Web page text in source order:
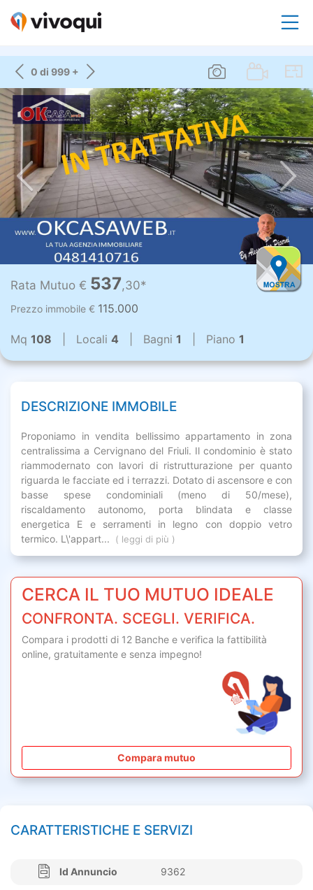
0 di 999 +
Rata Mutuo € 537,30*
Prezzo immobile € 115.000
Mq 108 | Locali 4 | Bagni 1 | Piano 1
DESCRIZIONE IMMOBILE
Proponiamo in vendita bellissimo appartamento in zona
centralissima a Cervignano del Friuli. Il condominio è stato
riammodernato con lavori di ristrutturazione per quanto
riguarda le facciate ed i terrazzi. Dotato di ascensore e con
basse spese condominiali (meno di 50/mese),
riscaldamento autonomo, porta blindata e classe
energetica E e serramenti in legno con doppio vetro
termico. L\'appart...
( leggi di più )
CERCA IL TUO MUTUO IDEALE
CONFRONTA. SCEGLI. VERIFICA.
Compara i prodotti di 12 Banche e verifica la fattibilità
online, gratuitamente e senza impegno!
Compara mutuo
CARATTERISTICHE E SERVIZI
Id Annuncio 9362